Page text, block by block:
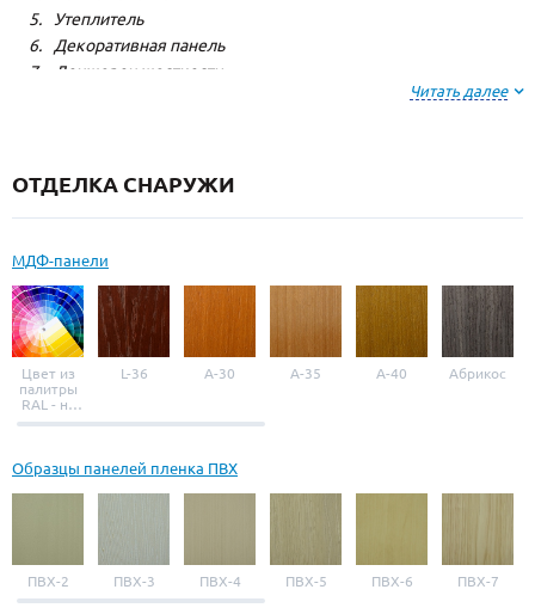
Утеплитель
Декоративная панель
Лонжерон жесткости
Читать далее
ОТДЕЛКА СНАРУЖИ
МДФ-панели
Цвет из
палитры
RAL - на
выбор
L-36 A-30 A-35 A-40 Абрикос
Образцы панелей пленка ПВХ
ПВХ-2 ПВХ-3 ПВХ-4 ПВХ-5 ПВХ-6 ПВХ-7